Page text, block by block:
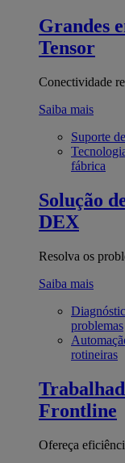
Grandes
Tensor
Conectividade
Saiba mais
Suporte
fábrica
Solução
DEX
Resolva os
Saiba mais
problemas
rotineiras
Frontline
Ofereça